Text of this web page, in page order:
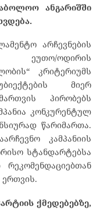
ანგარიშში
არჩევნების
ოდირის
კრიტერიუმს
მიერ
პირობებს
კონკურენტულ
წარიმართა.
კამპანიის
სტანდარტებსა
ერთვის.
ქმედებებზე,